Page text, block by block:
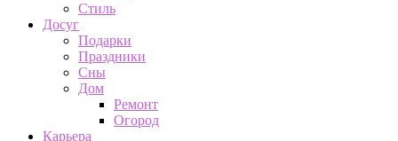
Стиль
Досуг
Подарки
Праздники
Сны
Дом
Ремонт
Огород
Карьера